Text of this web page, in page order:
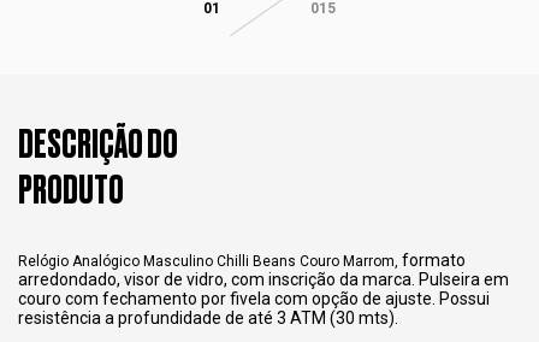
01 015
DESCRIÇÃO DO
PRODUTO
Relógio Analógico Masculino Chilli Beans Couro Marrom, formato
arredondado, visor de vidro, com inscrição da marca. Pulseira em
couro com fechamento por fivela com opção de ajuste. Possui
resistência a profundidade de até 3 ATM (30 mts).